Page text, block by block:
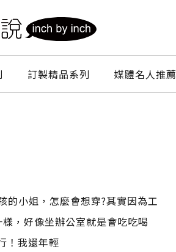
訂製精品系列 媒體名人推薦
的小姐，怎麼會想穿?其實因為工
，好像坐辦公室就是會吃吃喝
！我還年輕